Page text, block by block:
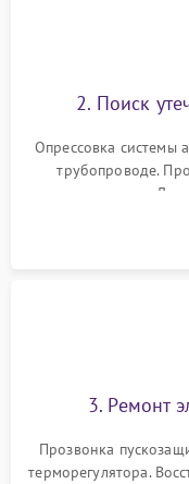
2. Поиск
Опрессовка системы
трубопроводе.
течеискателем.
продувка
3. Ремонт
Прозвонка
терморегулятора.